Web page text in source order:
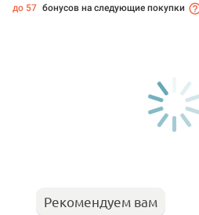
до 57 бонусов на следующие покупки
Рекомендуем вам